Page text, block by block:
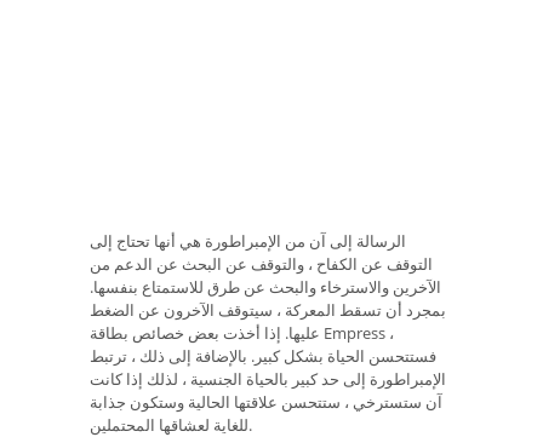
الرسالة إلى آن من الإمبراطورة هي أنها تحتاج إلى
التوقف عن الكفاح ، والتوقف عن البحث عن الدعم من
الآخرين والاسترخاء والبحث عن طرق للاستمتاع بنفسها.
بمجرد أن تسقط المعركة ، سيتوقف الآخرون عن الضغط
عليها. إذا أخذت بعض خصائص بطاقة Empress ،
فستتحسن الحياة بشكل كبير. بالإضافة إلى ذلك ، ترتبط
الإمبراطورة إلى حد كبير بالحياة الجنسية ، لذلك إذا كانت
آن ستسترخي ، ستتحسن علاقتها الحالية وستكون جذابة
للغاية لعشاقها المحتملين.